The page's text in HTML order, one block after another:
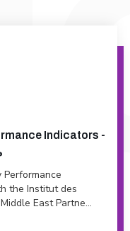
Indicators -
Performance
the Institut des
East Partne...